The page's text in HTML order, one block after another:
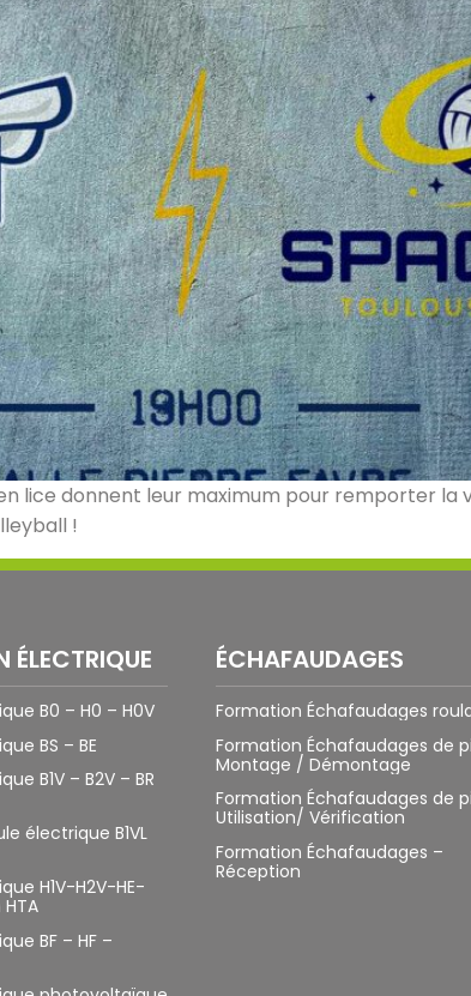
lice donnent leur maximum pour remporter la
!
ÉLECTRIQUE
B0 – H0 – H0V
BS – BE
B1V – B2V – BR
électrique B1VL
H1V-H2V-HE-
BF – HF –
ÉCHAFAUDAGES
Formation Échafaudages
Formation Échafaudages de
Montage / Démontage
Formation Échafaudages de
Utilisation/ Vérification
Formation Échafaudages –
Réception